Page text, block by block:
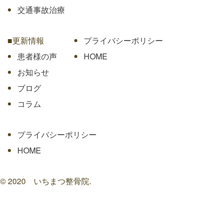
交通事故治療
■更新情報
患者様の声
お知らせ
ブログ
コラム
プライバシーポリシー
HOME
プライバシーポリシー
HOME
© 2020 いちまつ整骨院.